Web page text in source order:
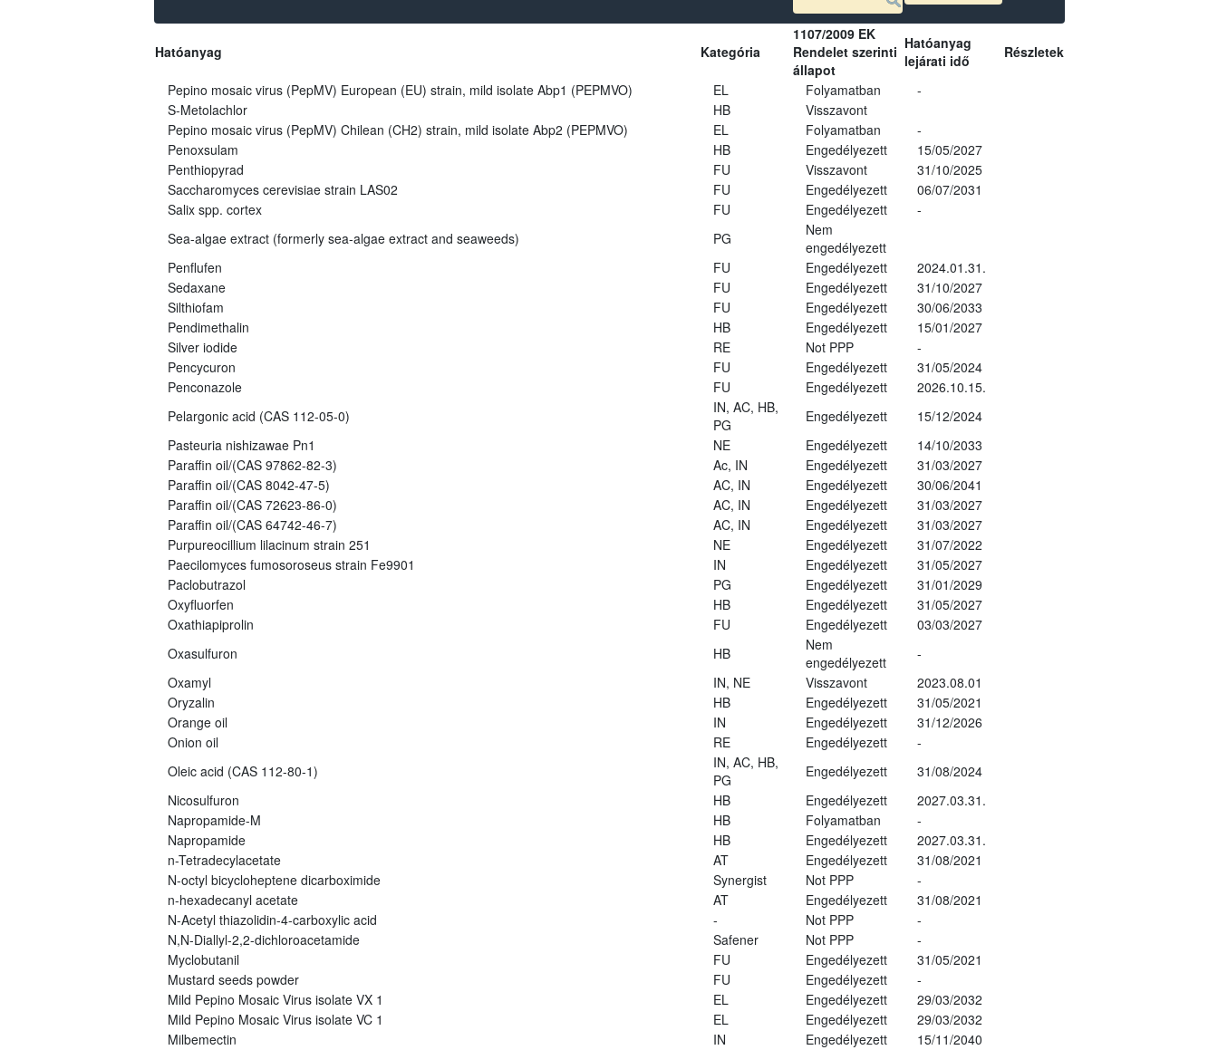
Hatóanyag Kategória
1107/2009 EK
Rendelet szerinti
állapot
Hatóanyag
lejárati idő
Részletek
Pepino mosaic virus (PepMV) European (EU) strain, mild isolate Abp1 (PEPMVO) EL Folyamatban
-
S-Metolachlor
HB
Visszavont
Pepino mosaic virus (PepMV) Chilean (CH2) strain, mild isolate Abp2 (PEPMVO)
EL Folyamatban
-
Penoxsulam
HB Engedélyezett
15/05/2027
Penthiopyrad
FU Visszavont
31/10/2025
Saccharomyces cerevisiae strain LAS02
FU Engedélyezett
06/07/2031
Salix spp. cortex
FU Engedélyezett
-
Sea-algae extract (formerly sea-algae extract and seaweeds)
PG
Nem
engedélyezett
Penflufen
FU Engedélyezett
2024.01.31.
Sedaxane
FU Engedélyezett
31/10/2027
Silthiofam
FU Engedélyezett
30/06/2033
Pendimethalin
HB Engedélyezett
15/01/2027
Silver iodide
RE Not PPP
-
Pencycuron
FU Engedélyezett
31/05/2024
Penconazole
FU Engedélyezett
2026.10.15.
Pelargonic acid (CAS 112-05-0)
IN, AC, HB,
PG
Engedélyezett
15/12/2024
Pasteuria nishizawae Pn1
NE Engedélyezett
14/10/2033
Paraffin oil/(CAS 97862-82-3)
Ac, IN Engedélyezett
31/03/2027
Paraffin oil/(CAS 8042-47-5)
AC, IN Engedélyezett
30/06/2041
Paraffin oil/(CAS 72623-86-0)
AC, IN Engedélyezett
31/03/2027
Paraffin oil/(CAS 64742-46-7)
AC, IN Engedélyezett
31/03/2027
Purpureocillium lilacinum strain 251
NE Engedélyezett
31/07/2022
Paecilomyces fumosoroseus strain Fe9901
IN Engedélyezett
31/05/2027
Paclobutrazol
PG Engedélyezett
31/01/2029
Oxyfluorfen
HB Engedélyezett
31/05/2027
Oxathiapiprolin
FU Engedélyezett
03/03/2027
Oxasulfuron
HB
Nem
engedélyezett
-
Oxamyl
IN, NE Visszavont
2023.08.01
Oryzalin
HB Engedélyezett
31/05/2021
Orange oil
IN Engedélyezett
31/12/2026
Onion oil
RE Engedélyezett
-
Oleic acid (CAS 112-80-1)
IN, AC, HB,
PG
Engedélyezett
31/08/2024
Nicosulfuron
HB Engedélyezett
2027.03.31.
Napropamide-M
HB Folyamatban
-
Napropamide
HB Engedélyezett
2027.03.31.
n-Tetradecylacetate
AT Engedélyezett
31/08/2021
N-octyl bicycloheptene dicarboximide
Synergist Not PPP
-
n-hexadecanyl acetate
AT Engedélyezett
31/08/2021
N-Acetyl thiazolidin-4-carboxylic acid
- Not PPP
-
N,N-Diallyl-2,2-dichloroacetamide
Safener Not PPP
-
Myclobutanil
FU Engedélyezett
31/05/2021
Mustard seeds powder
FU Engedélyezett
-
Mild Pepino Mosaic Virus isolate VX 1
EL Engedélyezett
29/03/2032
Mild Pepino Mosaic Virus isolate VC 1
EL Engedélyezett
29/03/2032
Milbemectin
IN Engedélyezett
15/11/2040